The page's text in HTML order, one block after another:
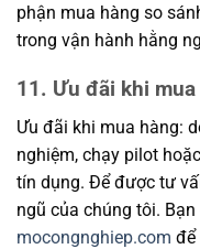
phận mua hàng so
trong vận hành hằng
11. Ưu đãi khi
Ưu đãi khi mua hàng:
nghiệm, chạy pilot
tín dụng. Để được tư
ngũ của chúng tôi.
mocongnghiep.com để